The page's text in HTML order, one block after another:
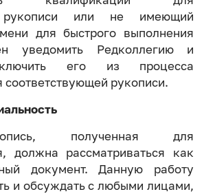
рукописи или не имеющий
для быстрого выполнения
уведомить Редколлегию и
его из процесса
соответствующей рукописи.
полученная для
должна рассматриваться как
документ. Данную работу
и обсуждать с любыми лицами,